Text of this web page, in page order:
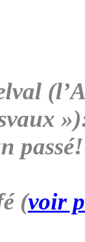
(voir